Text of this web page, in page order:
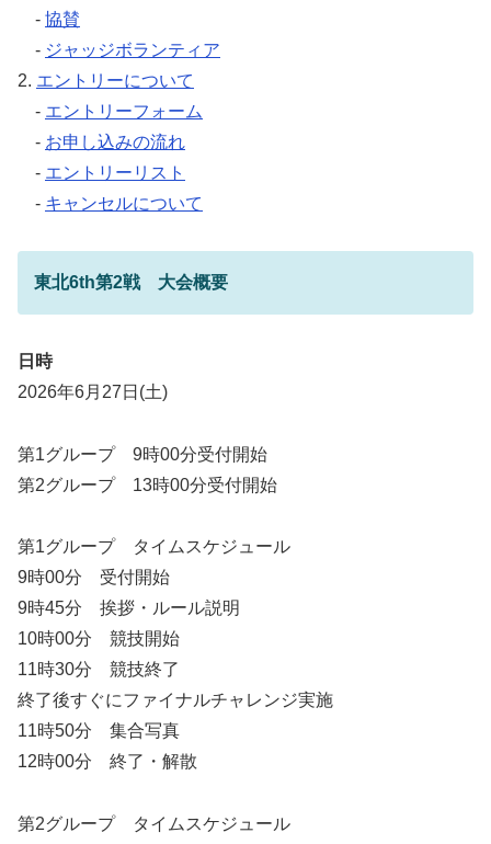
- 協賛
- ジャッジボランティア
2. エントリーについて
- エントリーフォーム
- お申し込みの流れ
- エントリーリスト
- キャンセルについて
東北6th第2戦 大会概要
日時
2026年6月27日(土)
第1グループ 9時00分受付開始
第2グループ 13時00分受付開始
第1グループ タイムスケジュール
9時00分 受付開始
9時45分 挨拶・ルール説明
10時00分 競技開始
11時30分 競技終了
終了後すぐにファイナルチャレンジ実施
11時50分 集合写真
12時00分 終了・解散
第2グループ タイムスケジュール